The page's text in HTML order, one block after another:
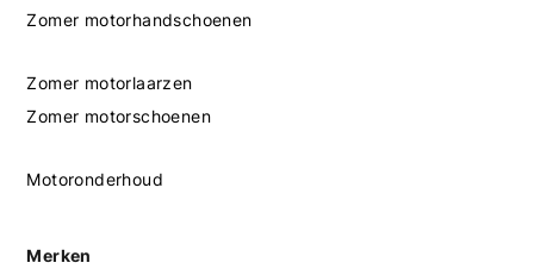
Zomer motorhandschoenen
Zomer motorlaarzen
Zomer motorschoenen
Motoronderhoud
Merken